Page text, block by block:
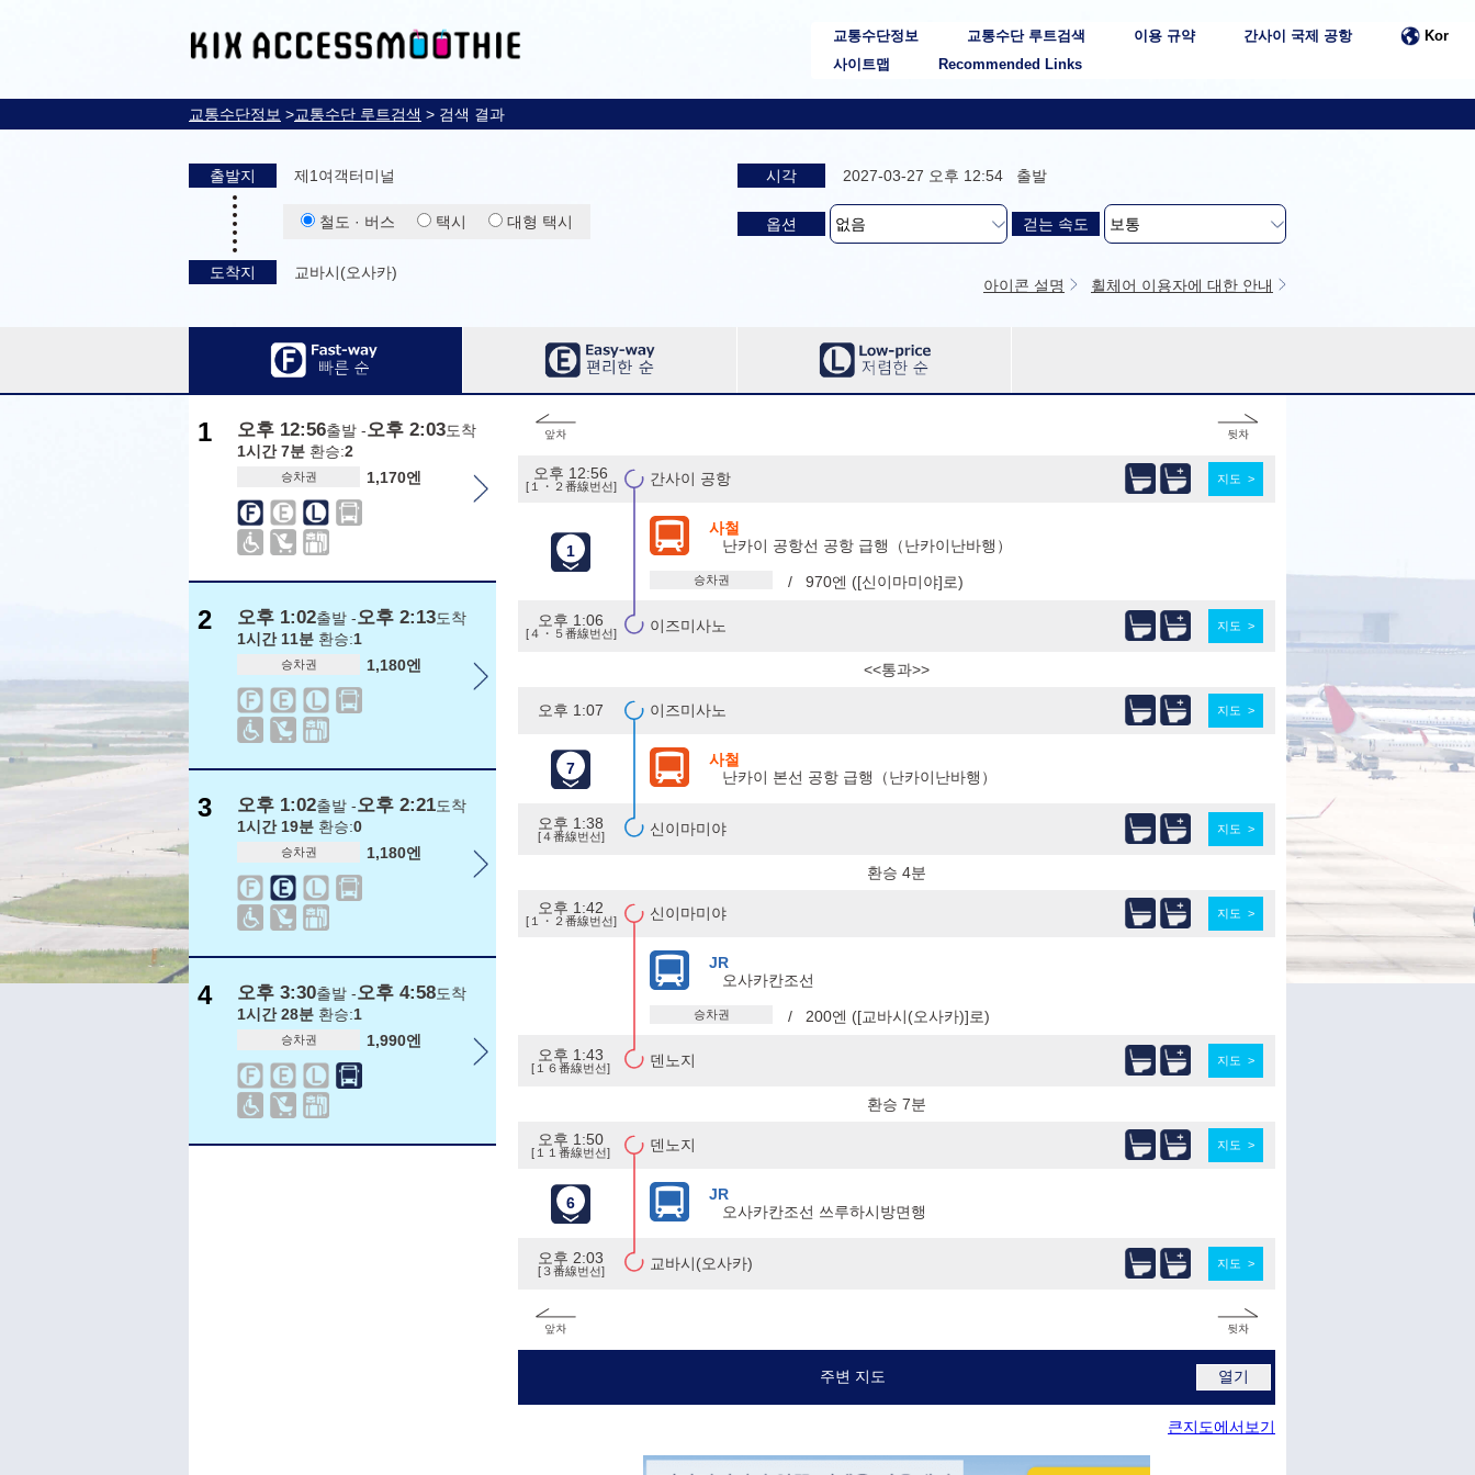
교통수단정보 교통수단 루트검색 이용 규약 간사이 국제 공항
Kor
사이트맵
Recommended Links
교통수단정보 >교통수단 루트검색 > 검색 결과
출발지 제1여객터미널
철도 · 버스 택시 대형 택시
도착지 교바시(오사카)
시각 2027-03-27 오후 12:54 출발
옵션 걷는 속도
아이콘 설명 휠체어 이용자에 대한 안내
오후 12:56
[１・２番線번선] 간사이 공항 지도 >
1
사철
난카이 공항선 공항 급행（난카이난바행）
승차권 / 970엔 ([신이마미야]로)
오후 1:06
[４・５番線번선] 이즈미사노 지도 >
<<통과>>
오후 1:07 이즈미사노 지도 >
7
사철
난카이 본선 공항 급행（난카이난바행）
오후 1:38
[４番線번선] 신이마미야 지도 >
환승 4분
오후 1:42
[１・２番線번선] 신이마미야 지도 >
JR
오사카칸조선
승차권 / 200엔 ([교바시(오사카)]로)
오후 1:43
[１６番線번선] 덴노지 지도 >
환승 7분
오후 1:50
[１１番線번선] 덴노지 지도 >
6
JR
오사카칸조선 쓰루하시방면행
오후 2:03
[３番線번선] 교바시(오사카) 지도 >
주변 지도 열기
큰지도에서보기
1 오후 12:56출발 -오후 2:03도착
1시간 7분 환승:2
승차권 1,170엔
2 오후 1:02출발 -오후 2:13도착
1시간 11분 환승:1
승차권 1,180엔
3 오후 1:02출발 -오후 2:21도착
1시간 19분 환승:0
승차권 1,180엔
4 오후 3:30출발 -오후 4:58도착
1시간 28분 환승:1
승차권 1,990엔